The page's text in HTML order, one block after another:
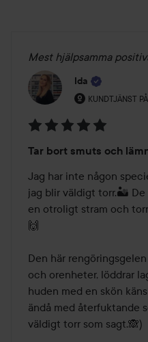
Mest hjälpsamma
Ida
KUNDTJÄNST
Användarens
5
av
5
Tar bort smuts och
Jag har inte någon
jag blir väldigt torr.🏜 De
en otroligt stram och
🙌
Den här
och orenheter, löddrar
huden med en skön
ändå med återfuktande
väldigt torr som sagt.🙈)